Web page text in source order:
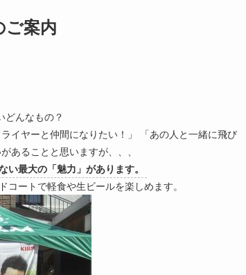
ご案内
どんなもの？
イヤーと仲間になりたい！」 「あの人と一緒に飛び
あることと思いますが、、、
最大の「魅力」があります。
ートで軽食や生ビールを楽しめます。